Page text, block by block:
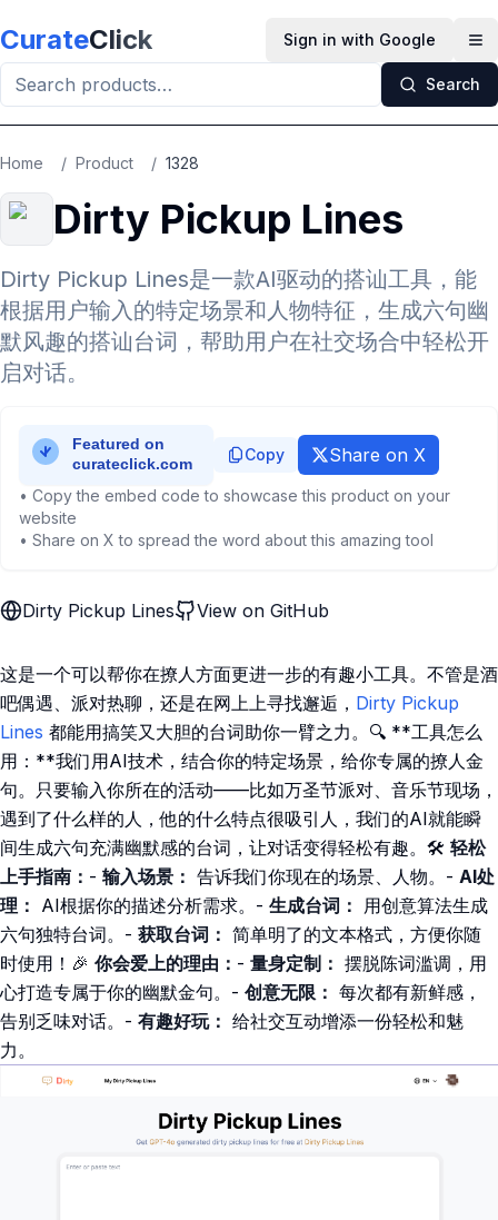
CurateClick Sign in with Google
Search
Home / Product / 1328
Dirty Pickup Lines
Dirty Pickup Lines是一款AI驱动的搭讪工具，能
根据用户输入的特定场景和人物特征，生成六句幽
默风趣的搭讪台词，帮助用户在社交场合中轻松开
启对话。
Copy Share on X
• Copy the embed code to showcase this product on your
website
• Share on X to spread the word about this amazing tool
Dirty Pickup Lines View on GitHub
这是一个可以帮你在撩人方面更进一步的有趣小工具。不管是酒
吧偶遇、派对热聊，还是在网上上寻找邂逅， Dirty Pickup
Lines 都能用搞笑又大胆的台词助你一臂之力。🔍 **工具怎么
用：**我们用AI技术，结合你的特定场景，给你专属的撩人金
句。只要输入你所在的活动——比如万圣节派对、音乐节现场，
遇到了什么样的人，他的什么特点很吸引人，我们的AI就能瞬
间生成六句充满幽默感的台词，让对话变得轻松有趣。🛠 轻松
上手指南： - 输入场景： 告诉我们你现在的场景、人物。- AI处
理： AI根据你的描述分析需求。- 生成台词： 用创意算法生成
六句独特台词。- 获取台词： 简单明了的文本格式，方便你随
时使用！🎉 你会爱上的理由： - 量身定制： 摆脱陈词滥调，用
心打造专属于你的幽默金句。- 创意无限： 每次都有新鲜感，
告别乏味对话。- 有趣好玩： 给社交互动增添一份轻松和魅
力。